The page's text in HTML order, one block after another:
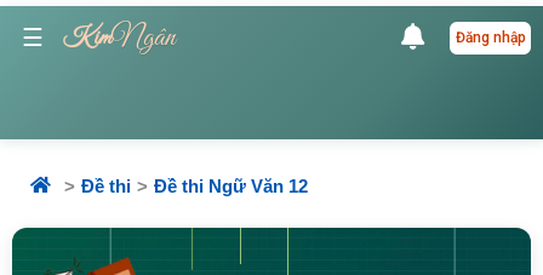
☰ KimNgân Đăng nhập
Đề thi Đề thi Ngữ Văn 12